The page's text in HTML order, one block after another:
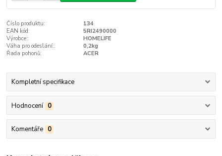
Číslo produktu:
134
EAN kód:
5RI2490000
Výrobce::
HOMELIFE
Váha pro odeslání::
0,2kg
Řada pohonů:
ACER
Kompletní specifikace
Hodnocení 0
Komentáře 0